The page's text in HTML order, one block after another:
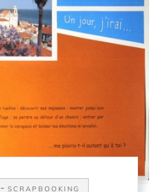
-SCRAPBOOKING